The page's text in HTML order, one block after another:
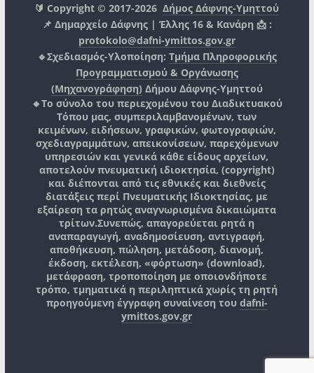
🔰 Copyright © 2017-2026Δήμος Δάφνης-Υμηττού
📌 Δημαρχείο Δάφνης | Έλλης 16 & Κανάρη 📩 :
protokolo@dafni-ymittos.gov.gr
🔹Σχεδιασμός-Υλοποίηση: Τμήμα Πληροφορικής
Προγραμματισμού & Οργάνωσης
(Μηχανογράφηση) Δήμου Δάφνης-Υμηττού
🔸Το σύνολο του περιεχομένου του Διαδικτυακού
Τόπου μας, συμπεριλαμβανομένων, των
κειμένων, ειδήσεων, γραφικών, φωτογραφιών,
σχεδιαγραμμάτων, απεικονίσεων, παρεχόμενων
υπηρεσιών και γενικά κάθε είδους αρχείων,
αποτελούν πνευματική ιδιοκτησία, (copyright)
και διέπονται από τις εθνικές και διεθνείς
διατάξεις περί Πνευματικής Ιδιοκτησίας, με
εξαίρεση τα ρητώς αναγνωρισμένα δικαιώματα
τρίτων.Συνεπώς, απαγορεύεται ρητά η
αναπαραγωγή, αναδημοσίευση, αντιγραφή,
αποθήκευση, πώληση, μετάδοση, διανομή,
έκδοση, εκτέλεση, «φόρτωση» (download),
μετάφραση, τροποποίηση με οποιονδήποτε
τρόπο, τμηματικά η περιληπτικά χωρίς τη ρητή
προηγούμενη έγγραφη συναίνεση του dafni-
ymittos.gov.gr